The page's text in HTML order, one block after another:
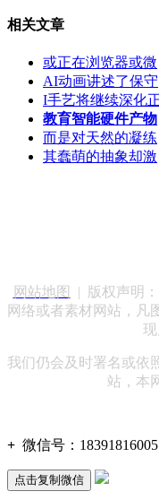
相关文章
或正在浏览器或微
AI动画讲述了保守
I手艺将继续深化
教育智能硬件产物
而是对天然的凝练
其蠢萌的抽象却激
网站地图
| 版权声明
网络或者素材网站，凡
现
我们仍会及时署名或依
站，本
+ 微信号： 18391816005
点击复制微信